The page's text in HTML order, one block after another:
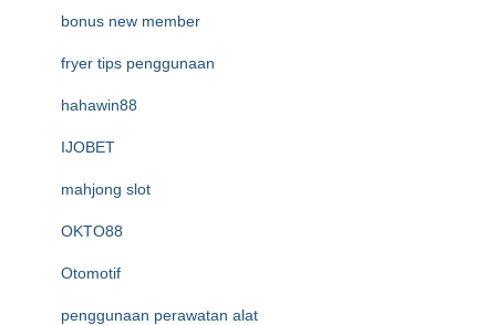
bonus new member
fryer tips penggunaan
hahawin88
IJOBET
mahjong slot
OKTO88
Otomotif
penggunaan perawatan alat